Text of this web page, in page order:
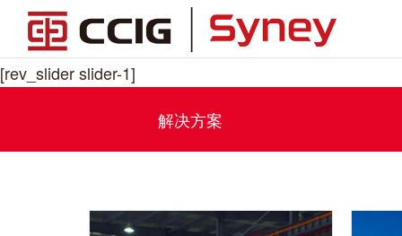
[rev_slider slider-1]
解决方案